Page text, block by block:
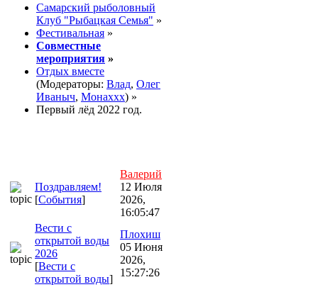
Самарский рыболовный
Клуб "Рыбацкая Семья" »
Фестивальная »
Совместные
мероприятия »
Отдых вместе
(Модераторы: Влад, Олег
Иваныч, Монаххх) »
Первый лёд 2022 год.
Поздравляем!
[События]
Валерий
12 Июля
2026,
16:05:47
Вести с
открытой воды
2026
[Вести с
открытой воды]
Плохиш
05 Июня
2026,
15:27:26